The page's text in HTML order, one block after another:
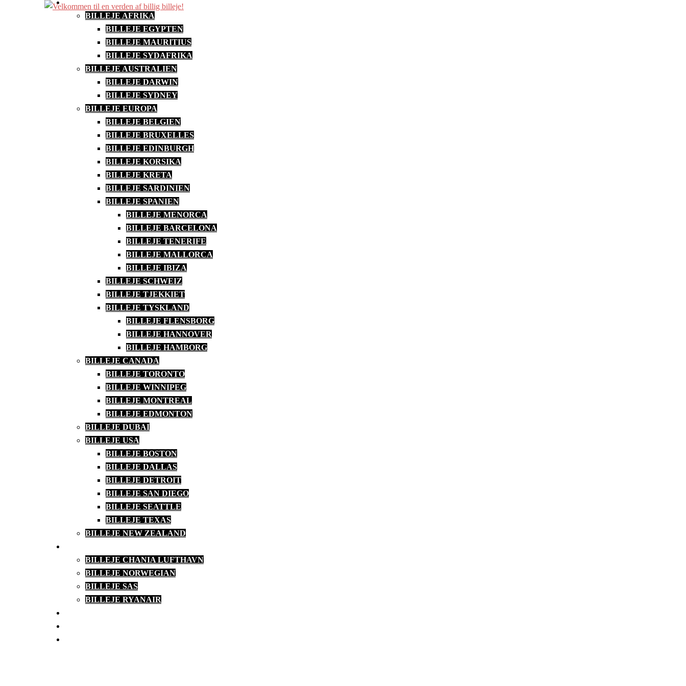
BILLEJE I HELE VERDEN
BILLEJE AFRIKA
BILLEJE EGYPTEN
BILLEJE MAURITIUS
BILLEJE SYDAFRIKA
BILLEJE AUSTRALIEN
BILLEJE DARWIN
BILLEJE SYDNEY
BILLEJE EUROPA
BILLEJE BELGIEN
BILLEJE BRUXELLES
BILLEJE EDINBURGH
BILLEJE KORSIKA
BILLEJE KRETA
BILLEJE SARDINIEN
BILLEJE SPANIEN
BILLEJE MENORCA
BILLEJE BARCELONA
BILLEJE TENERIFE
BILLEJE MALLORCA
BILLEJE IBIZA
BILLEJE SCHWEIZ
BILLEJE TJEKKIET
BILLEJE TYSKLAND
BILLEJE FLENSBORG
BILLEJE HANNOVER
BILLEJE HAMBORG
BILLEJE CANADA
BILLEJE TORONTO
BILLEJE WINNIPEG
BILLEJE MONTREAL
BILLEJE EDMONTON
BILLEJE DUBAI
BILLEJE USA
BILLEJE BOSTON
BILLEJE DALLAS
BILLEJE DETROIT
BILLEJE SAN DIEGO
BILLEJE SEATTLE
BILLEJE TEXAS
BILLEJE NEW ZEALAND
BILLEJE CHANIA LUFTHAVN
BILLEJE NORWEGIAN
BILLEJE SAS
BILLEJE RYANAIR